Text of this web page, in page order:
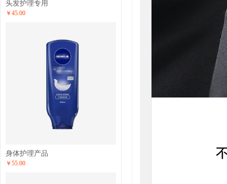
头发护理专用
￥45.00
身体护理产品
￥55.00